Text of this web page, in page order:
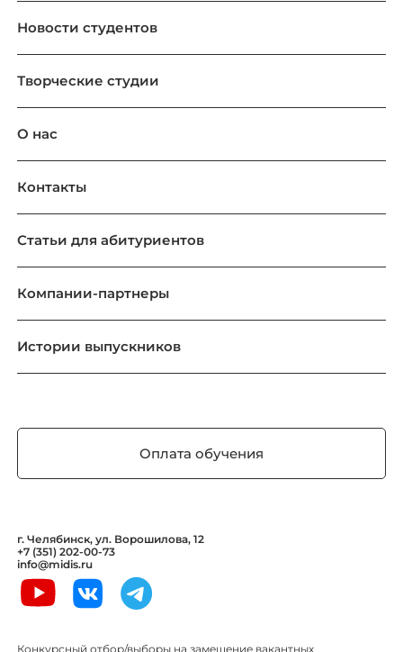
Новости студентов
Творческие студии
О нас
Контакты
Статьи для абитуриентов
Компании-партнеры
Истории выпускников
Оплата обучения
г. Челябинск, ул. Ворошилова, 12
+7 (351) 202-00-73
info@midis.ru
Конкурсный отбор/выборы на замещение вакантных